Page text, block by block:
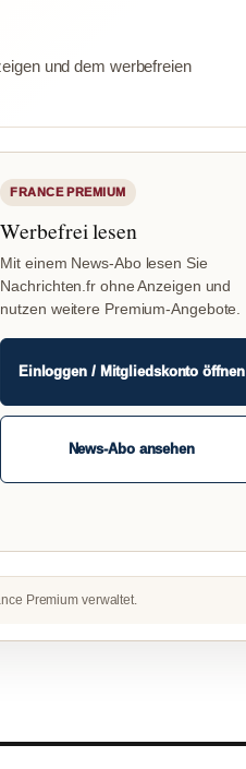
und dem werbefreien
FRANCE PREMIUM
Werbefrei lesen
Mit einem News-Abo lesen Sie
Nachrichten.fr ohne Anzeigen und
nutzen weitere Premium-Angebote.
Einloggen / Mitgliedskonto öffnen
News-Abo ansehen
Premium verwaltet.